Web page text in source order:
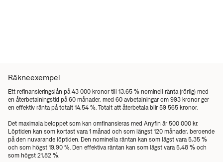
Räkneexempel
Ett refinansieringslån på 43 000 kronor till 13,65 % nominell ränta (rörlig) med
en återbetalningstid på 60 månader, med 60 avbetalningar om 993 kronor ger
en effektiv ränta på totalt 14,54 %. Totalt att återbetala blir 59 565 kronor.
Det maximala beloppet som kan omfinansieras med Anyfin är 500 000 kr.
Löptiden kan som kortast vara 1 månad och som längst 120 månader, beroende
på den nuvarande löptiden. Den nominella räntan kan som lägst vara 5,35 %
och som högst 19,90 %. Den effektiva räntan kan som lägst vara 5,48 % och
som högst 21,82 %.